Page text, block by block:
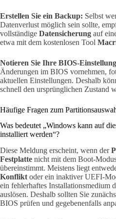
Erstellen Sie ein Backup: Selbst
Datenverlust möglich sein sollte,
vollständige Datensicherung auf
etwa mit dem kostenlosen Tool
Notieren Sie Ihre BIOS-
Änderungen im BIOS vornehmen,
aktuellen Einstellungen. Deshalb
schnell den ursprünglichen Zustand
Häufige Fragen zum
Was bedeutet „Windows kann auf
installiert werden“?
Diese Meldung erscheint, wenn der
Festplatte nicht mit dem Boot-
übereinstimmt. Meistens liegt
Konflikt oder ein inaktiver UEFI-
ein fehlerhaftes Installationsmedium
auslösen. Deshalb sollten Sie
BIOS prüfen und gegebenenfalls